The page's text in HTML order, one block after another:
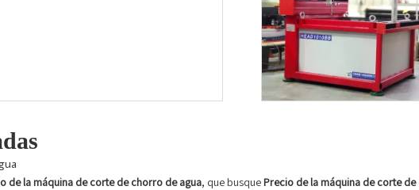
de la máquina de corte de chorro de agua, que busque Precio de la máquina de corte